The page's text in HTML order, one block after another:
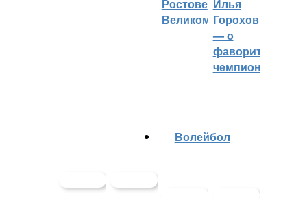
Ростове
Великом
Илья
Горохов
— о
фаворитах
чемпионата
Волейбол